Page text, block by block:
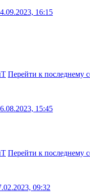
16:15
Перейти к последнему
15:45
Перейти к последнему
09:32